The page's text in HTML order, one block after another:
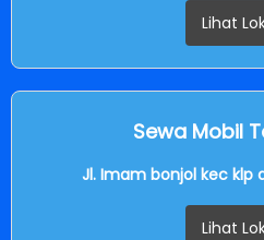
Lihat
Sewa Mobil
Jl. Imam bonjol kec klp
Lihat